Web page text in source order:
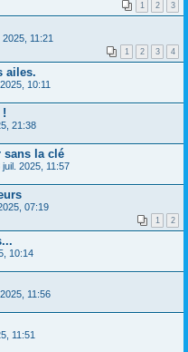
1 2 3
2025, 11:21
1 2 3 4
ailes.
10:11
!
21:38
sans la clé
juil. 2025, 11:57
07:19
1 2
10:14
11:56
11:51